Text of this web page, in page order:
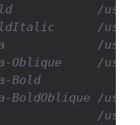
/usr/
/usr/
/usr/
Oblique     /usr/
Bold
BoldOblique /
/usr/